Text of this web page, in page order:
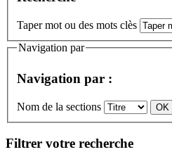
Taper mot ou des mots clès
Navigation par
Navigation par :
Nom de la sections
Filtrer votre recherche